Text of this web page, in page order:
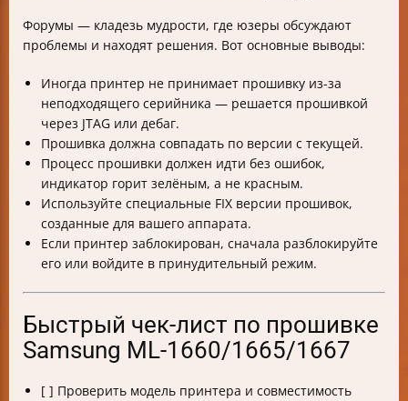
Форумы — кладезь мудрости, где юзеры обсуждают
проблемы и находят решения. Вот основные выводы:
Иногда принтер не принимает прошивку из-за
неподходящего серийника — решается прошивкой
через JTAG или дебаг.
Прошивка должна совпадать по версии с текущей.
Процесс прошивки должен идти без ошибок,
индикатор горит зелёным, а не красным.
Используйте специальные FIX версии прошивок,
созданные для вашего аппарата.
Если принтер заблокирован, сначала разблокируйте
его или войдите в принудительный режим.
Быстрый чек-лист по прошивке
Samsung ML-1660/1665/1667
[ ] Проверить модель принтера и совместимость